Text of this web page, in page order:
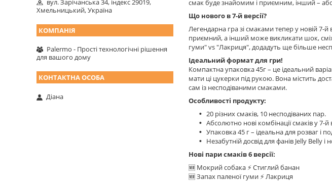
смак буде знайомим і приємним, інший –
Що нового в 7-й версії?
Легендарна гра зі смаками тепер у новій 7-
приємний, а інший може викликати шок,
гуми" vs "Лакриця", додадуть ще більше
Ідеальний формат для гри!
Компактна упаковка 45г – це ідеальний
мати ці цукерки під рукою. Вона містить
сам із несподіваними смаками.
Особливості продукту:
20 різних смаків, 10 несподіваних пар.
Абсолютно нові комбінації смаків у 7-й
Упаковка 45 г – ідеальна для розваг і
Незабутній досвід для фанів Jelly Belly і
Нові пари смаків 6 версії:
🆕 Мокрий собака ⚡️ Стиглий банан
🆕 Запах паленої гуми ⚡️ Лакриця
вул. Зарічанська 34, індекс 29019,
Хмельницький, Україна
Palermo - Прості технологічні рішення
для вашого дому
Діана